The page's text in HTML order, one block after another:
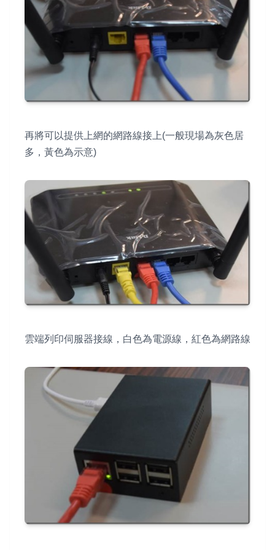
再將可以提供上網的網路線接上(一般現場為灰色居
多，黃色為示意)
雲端列印伺服器接線，白色為電源線，紅色為網路線